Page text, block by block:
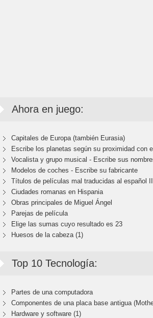
Ahora en juego:
Capitales de Europa (también Eurasia)
Escribe los planetas según su proximidad con
Vocalista y grupo musical - Escribe sus
Modelos de coches - Escribe su fabricante
Títulos de películas mal traducidas al español II
Ciudades romanas en Hispania
Obras principales de Miguel Ángel
Parejas de película
Elige las sumas cuyo resultado es 23
Huesos de la cabeza (1)
Top 10 Tecnología:
Partes de una computadora
Componentes de una placa base antigua
Hardware y software (1)